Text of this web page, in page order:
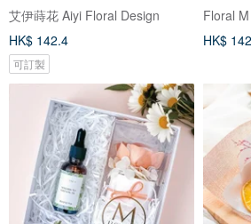
艾伊蒔花 Aiyi Floral Design
HK$ 142.4
可訂製
Floral
HK$